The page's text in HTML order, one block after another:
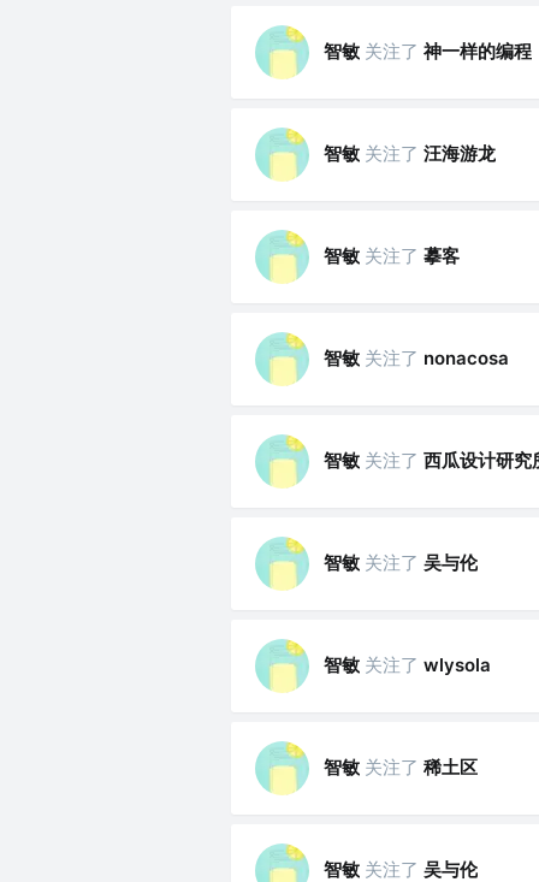
智敏 关注了 神一样的编程
智敏 关注了 汪海游龙
智敏 关注了 摹客
智敏 关注了 nonacosa
智敏 关注了 西瓜设计研究
智敏 关注了 吴与伦
智敏 关注了 wlysola
智敏 关注了 稀土区
智敏 关注了 吴与伦